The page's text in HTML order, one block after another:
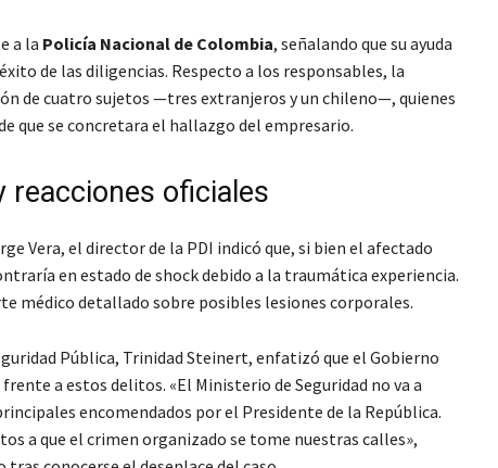
a la Policía Nacional de Colombia, señalando que su ayuda
de las diligencias. Respecto a los responsables, la
de cuatro sujetos —tres extranjeros y un chileno—, quienes
que se concretara el hallazgo del empresario.
reacciones oficiales
Vera, el director de la PDI indicó que, si bien el afectado
en estado de shock debido a la traumática experiencia.
médico detallado sobre posibles lesiones corporales.
Pública, Trinidad Steinert, enfatizó que el Gobierno
a estos delitos. «El Ministerio de Seguridad no va a
encomendados por el Presidente de la República.
a que el crimen organizado se tome nuestras calles»,